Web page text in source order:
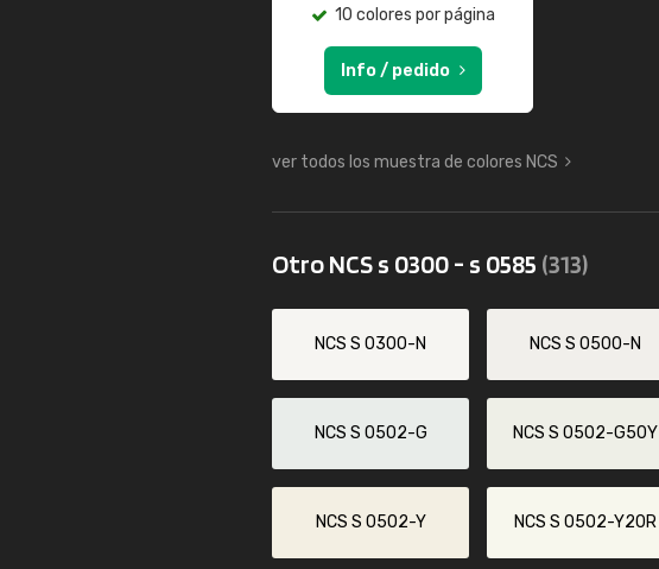
10 colores por página
Info / pedido
ver todos los muestra de colores NCS
Otro NCS s 0300 - s 0585 (313)
NCS S 0300-N NCS S 0500-N
NCS S 0502-G NCS S 0502-G50Y
NCS S 0502-Y NCS S 0502-Y20R